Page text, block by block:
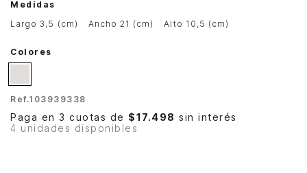
Medidas
largo 3,5 (cm)
ancho 21 (cm) alto 10,5 (cm)
Colores
Ref.103939338
Paga en 3 cuotas de $17.498 sin interés
4 unidades disponibles